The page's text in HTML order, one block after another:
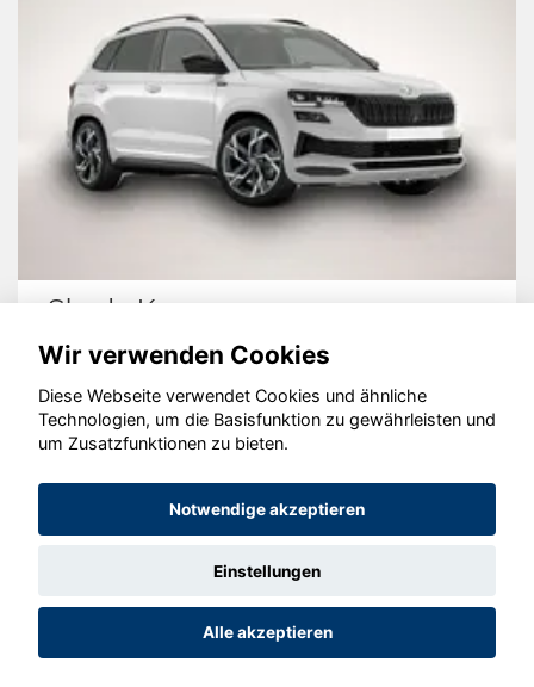
Skoda Karoq
© konjunkturmotor.de GmbH 2020 - 2026
Wir verwenden Cookies
Diese Webseite verwendet Cookies und ähnliche
Technologien, um die Basisfunktion zu gewährleisten und
um Zusatzfunktionen zu bieten.
Notwendige akzeptieren
Einstellungen
Alle akzeptieren